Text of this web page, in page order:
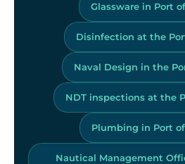
Glassware in Port
Disinfection at the
Naval Design in the
NDT inspections at the
Plumbing in Port
Nautical Management